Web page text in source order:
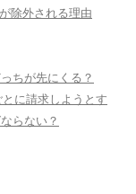
除外される理由
ちが先にくる？
に請求しようとす
らない？